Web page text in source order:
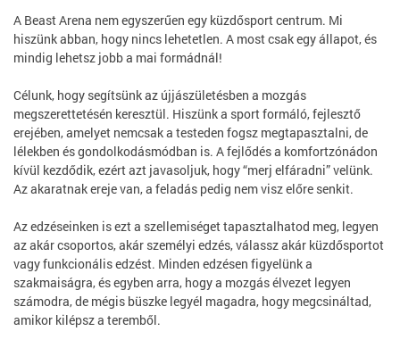
A Beast Arena nem egyszerűen egy küzdősport centrum. Mi
hiszünk abban, hogy nincs lehetetlen. A most csak egy állapot, és
mindig lehetsz jobb a mai formádnál!
Célunk, hogy segítsünk az újjászületésben a mozgás
megszerettetésén keresztül. Hiszünk a sport formáló, fejlesztő
erejében, amelyet nemcsak a testeden fogsz megtapasztalni, de
lélekben és gondolkodásmódban is. A fejlődés a komfortzónádon
kívül kezdődik, ezért azt javasoljuk, hogy “merj elfáradni” velünk.
Az akaratnak ereje van, a feladás pedig nem visz előre senkit.
Az edzéseinken is ezt a szellemiséget tapasztalhatod meg, legyen
az akár csoportos, akár személyi edzés, válassz akár küzdősportot
vagy funkcionális edzést. Minden edzésen figyelünk a
szakmaiságra, és egyben arra, hogy a mozgás élvezet legyen
számodra, de mégis büszke legyél magadra, hogy megcsináltad,
amikor kilépsz a teremből.